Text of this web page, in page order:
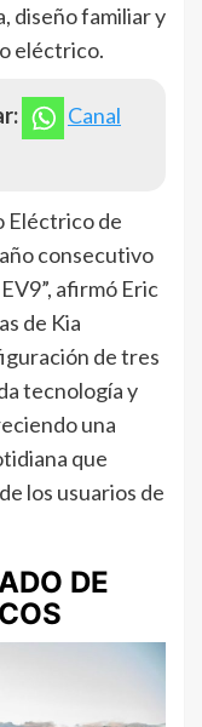
diseño familiar y
eléctrico.
Canal
Eléctrico de
consecutivo
afirmó Eric
de Kia
de tres
tecnología y
una
que
los usuarios de
DE